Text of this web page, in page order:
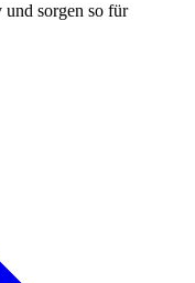
sorgen so für